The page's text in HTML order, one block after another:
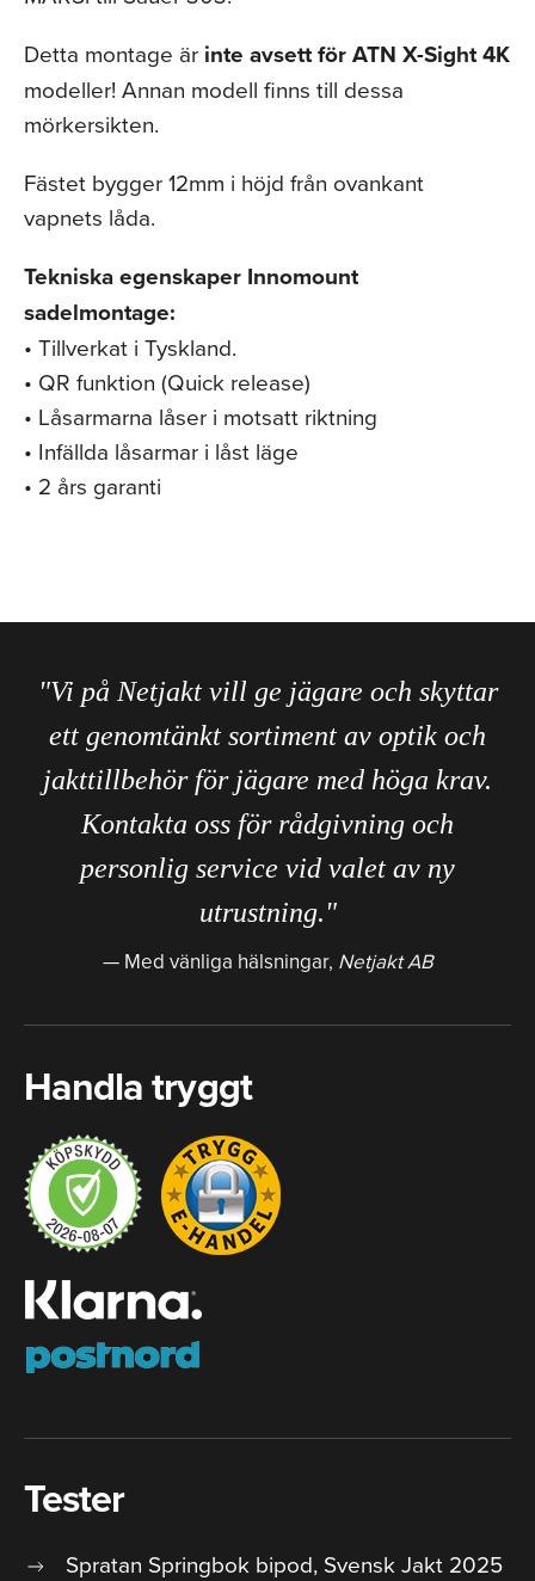
Detta montage är inte avsett för ATN X-Sight 4K
modeller! Annan modell finns till dessa
mörkersikten.
Fästet bygger 12mm i höjd från ovankant
vapnets låda.
Tekniska egenskaper Innomount
sadelmontage:
• Tillverkat i Tyskland.
• QR funktion (Quick release)
• Låsarmarna låser i motsatt riktning
• Infällda låsarmar i låst läge
• 2 års garanti
"Vi på Netjakt vill ge jägare och skyttar
ett genomtänkt sortiment av optik och
jakttillbehör för jägare med höga krav.
Kontakta oss för rådgivning och
personlig service vid valet av ny
utrustning."
Med vänliga hälsningar, Netjakt AB
Handla tryggt
Tester
Spratan Springbok bipod, Svensk Jakt 2025